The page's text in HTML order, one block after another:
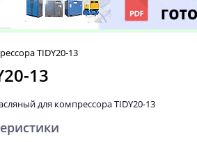
TIDY20-13
13
для компрессора TIDY20-13